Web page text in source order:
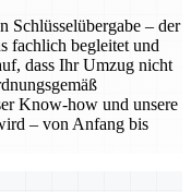
Schlüsselübergabe – der
fachlich begleitet und
dass Ihr Umzug nicht
Know-how und unsere
– von Anfang bis